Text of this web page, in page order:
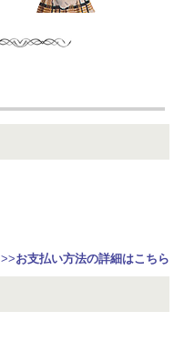
>>お支払い方法の詳細はこちら